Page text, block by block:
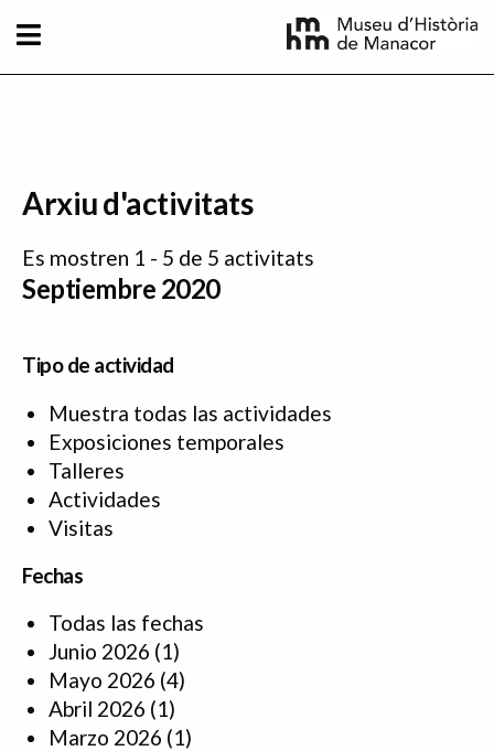
Arxiu d'activitats
Es mostren 1 - 5 de 5 activitats
Septiembre 2020
Tipo de actividad
Muestra todas las actividades
Exposiciones temporales
Talleres
Actividades
Visitas
Fechas
Todas las fechas
Junio 2026 (1)
Mayo 2026 (4)
Abril 2026 (1)
Marzo 2026 (1)